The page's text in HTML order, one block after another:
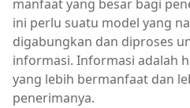
manfaat yang besar bagi
ini perlu suatu model yang
digabungkan dan diproses
informasi. Informasi adalah
yang lebih bermanfaat dan
penerimanya.